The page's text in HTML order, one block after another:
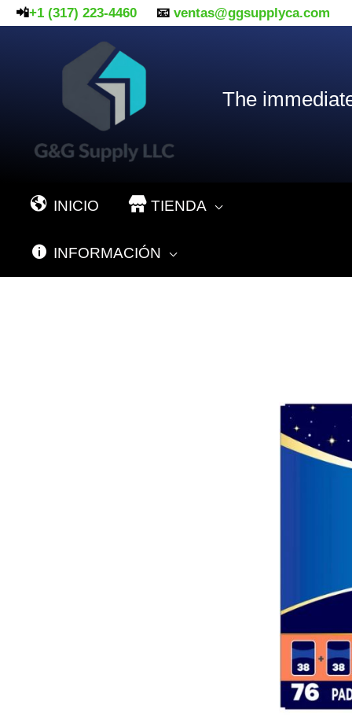
📲+1 (317) 223-4460 📧 ventas@ggsupplyca.com
The
INICIO TIENDA
INFORMACIÓN